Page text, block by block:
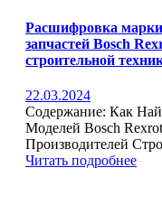
Расшифровка
запчастей Bosch
строительной
22.03.2024
Содержание: Как
Моделей Bosch
Производителей
Читать подробнее